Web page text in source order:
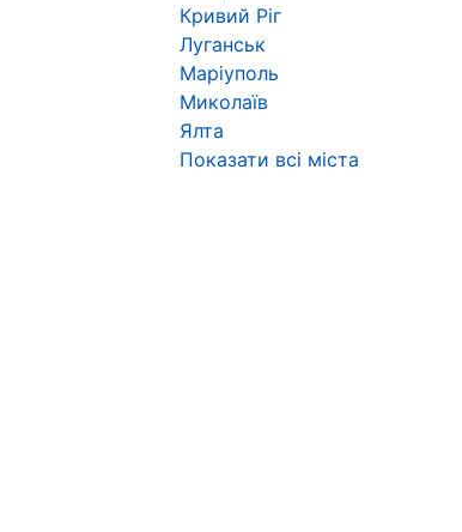
Кривий Ріг
Луганськ
Маріуполь
Миколаїв
Ялта
Показати всі міста